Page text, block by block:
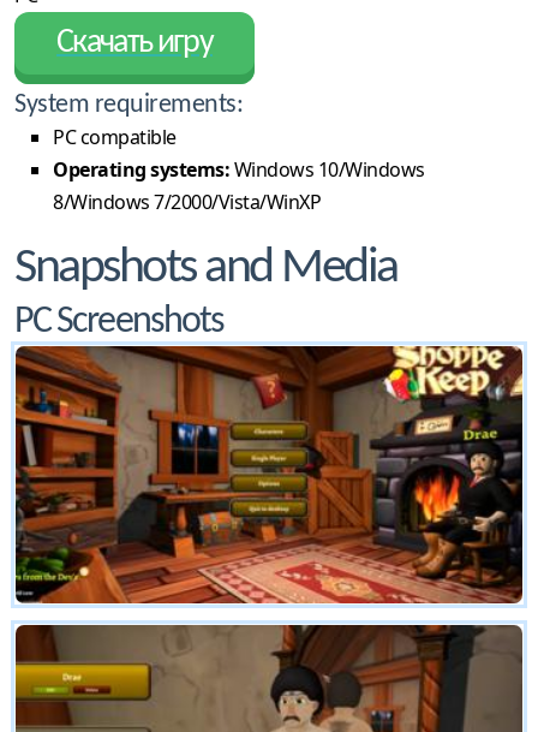
Скачать игру
System requirements:
PC compatible
Operating systems:Windows 10/Windows
8/Windows 7/2000/Vista/WinXP
Snapshots and Media
PC Screenshots